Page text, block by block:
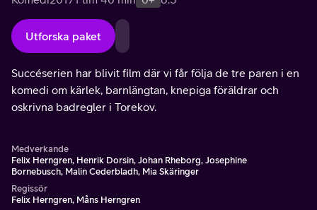
Utforska paket
Succéserien har blivit film där vi får följa de tre paren i en
komedi om kärlek, barnlängtan, knepiga föräldrar och
oskrivna badregler i Torekov.
Medverkande
Felix Herngren, Henrik Dorsin, Johan Rheborg, Josephine
Bornebusch, Malin Cederbladh, Mia Skäringer
Regissör
Felix Herngren, Måns Herngren